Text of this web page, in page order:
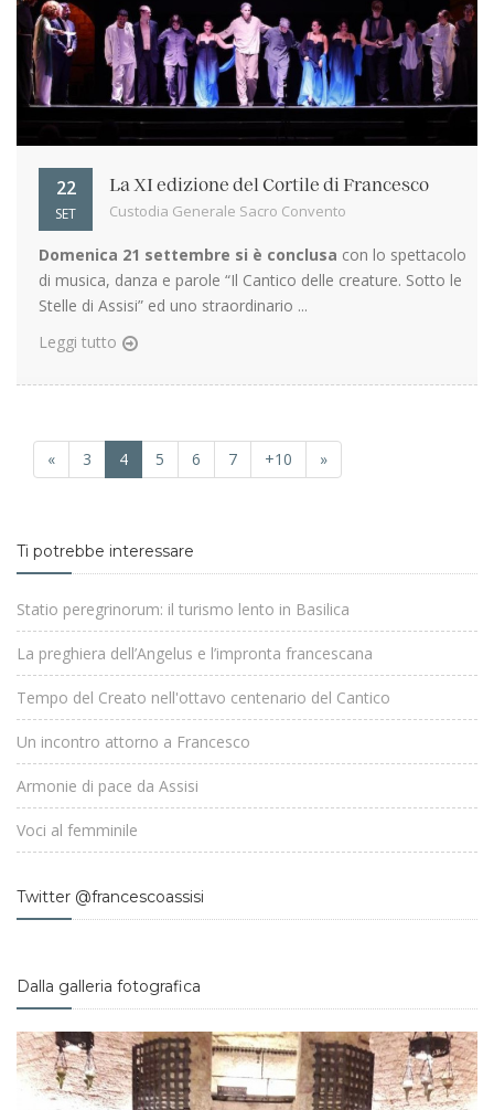
22
SET
La XI edizione del Cortile di Francesco
Custodia Generale Sacro Convento
Domenica 21 settembre si è conclusa con lo spettacolo
di musica, danza e parole “Il Cantico delle creature. Sotto le
Stelle di Assisi” ed uno straordinario ...
Leggi tutto
« 3 4 5 6 7 +10 »
Ti potrebbe interessare
Statio peregrinorum: il turismo lento in Basilica
La preghiera dell’Angelus e l’impronta francescana
Tempo del Creato nell'ottavo centenario del Cantico
Un incontro attorno a Francesco
Armonie di pace da Assisi
Voci al femminile
Twitter @francescoassisi
Dalla galleria fotografica